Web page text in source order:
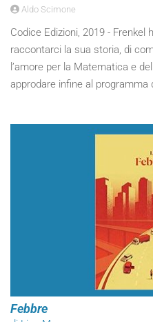
Aldo Scimone
Codice Edizioni, 2019 -
raccontarci la sua storia, di
l’amore per la Matematica e
approdare infine al programma
Febbre